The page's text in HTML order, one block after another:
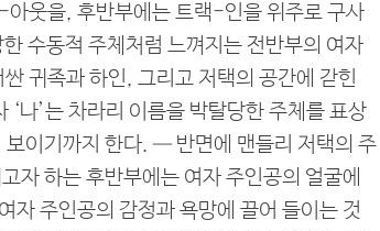
웃을, 후반부에는 트랙-인을 위주로 구사
수동적 주체처럼 느껴지는 전반부의 여자
귀족과 하인, 그리고 저택의 공간에 갇힌
나’는 차라리 이름을 박탈당한 주체를 표상
보이기까지 한다. — 반면에 맨들리 저택의 주
자 하는 후반부에는 여자 주인공의 얼굴에
자 주인공의 감정과 욕망에 끌어 들이는 것